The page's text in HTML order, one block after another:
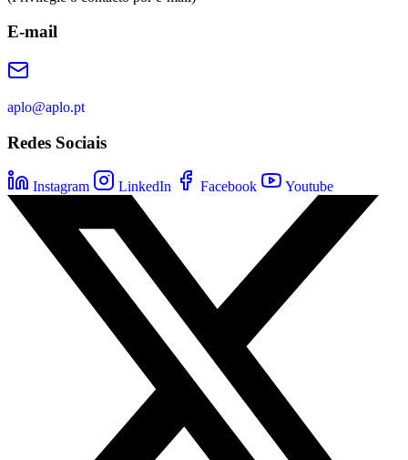
E-mail
aplo@aplo.pt
Redes Sociais
Instagram LinkedIn Facebook Youtube